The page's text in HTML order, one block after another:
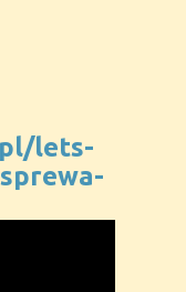
lets-